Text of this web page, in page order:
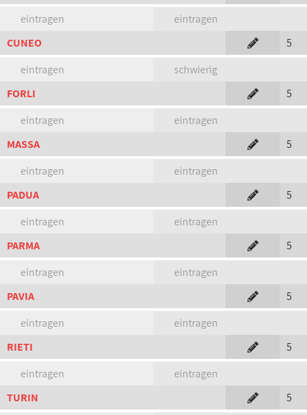
eintragen
eintragen
CUNEO
5
eintragen
schwierig
FORLI
5
eintragen
eintragen
MASSA
5
eintragen
eintragen
PADUA
5
eintragen
eintragen
PARMA
5
eintragen
eintragen
PAVIA
5
eintragen
eintragen
RIETI
5
eintragen
eintragen
TURIN
5